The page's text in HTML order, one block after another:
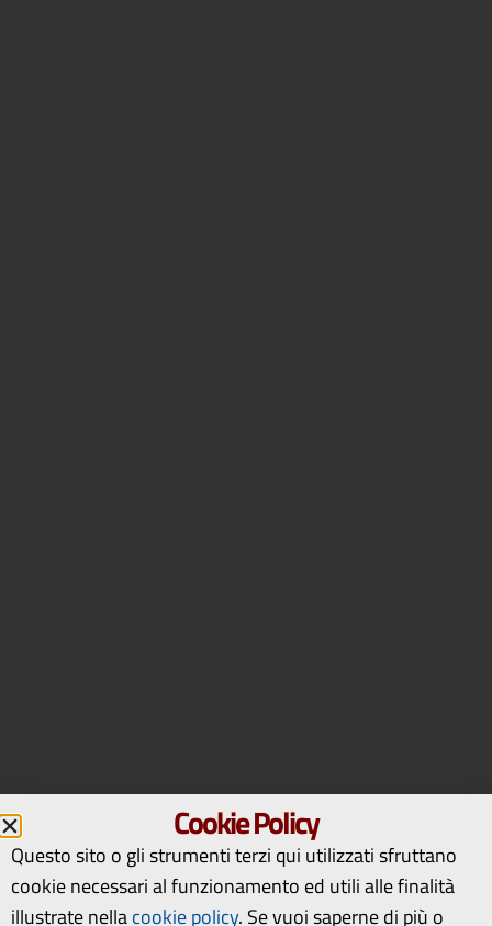
Cookie Policy
Questo sito o gli strumenti terzi qui utilizzati sfruttano
cookie necessari al funzionamento ed utili alle finalità
illustrate nellacookie policy. Se vuoi saperne di più o